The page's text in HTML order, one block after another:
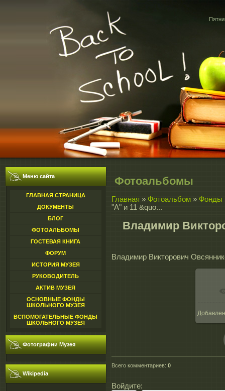
Меню сайта
ГЛАВНАЯ СТРАНИЦА
ДОКУМЕНТЫ
БЛОГ
ФОТОАЛЬБОМЫ
ГОСТЕВАЯ КНИГА
ФОРУМ
ИСТОРИЯ МУЗЕЯ
РУКОВОДИТЕЛЬ
АКТИВ МУЗЕЯ
ОСНОВНЫЕ ФОНДЫ
ШКОЛЬНОГО МУЗЕЯ
ВСПОМОГАТЕЛЬНЫЕ ФОНДЫ
ШКОЛЬНОГО МУЗЕЯ
Фотографии Музея
Wikipedia
Фотоальбомы
Главная » Фотоальбом » Фонды
"А" и 11 &quo...
Владимир
Владимир Викторович
Всего комментариев: 0
Войдите: